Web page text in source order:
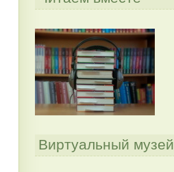
Виртуальный музей